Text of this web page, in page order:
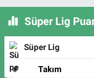
0 (224) 249 46 47
Ebru Eczanesi
DEMİRTAŞ CUMHURİYET
A(DEMİRTAŞ AİLE SAĞLIĞI
Süper Lig
Süper Lig
# Takım